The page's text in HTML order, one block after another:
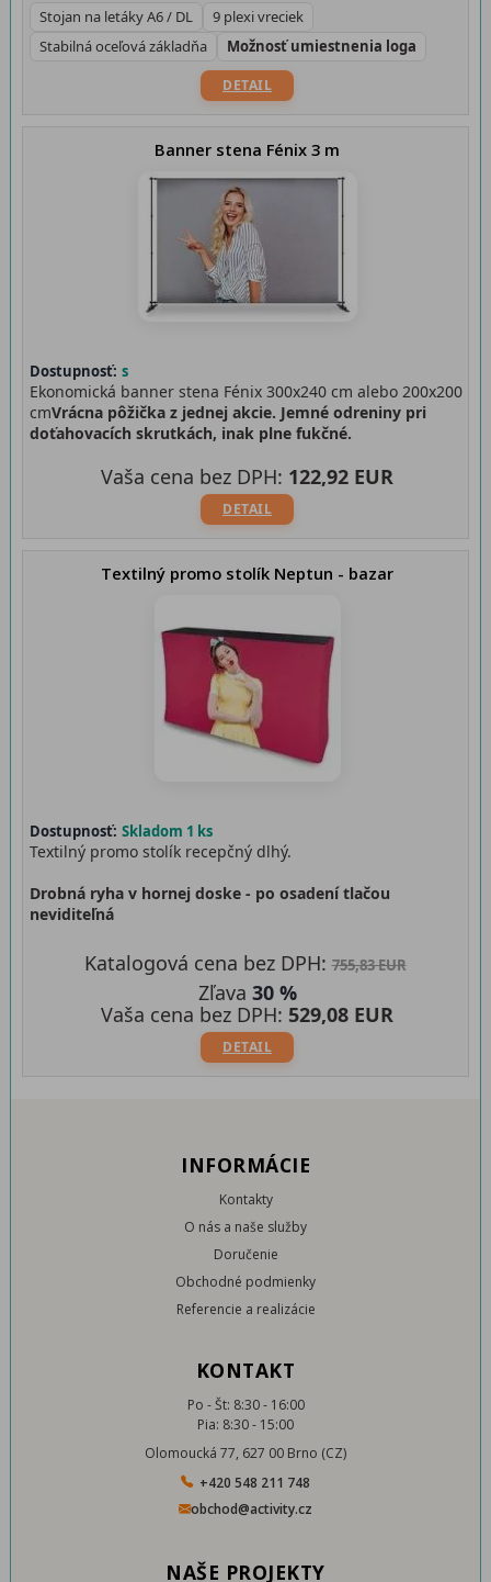
Stojan na letáky A6 / DL
9 plexi vreciek
Stabilná oceľová základňa
Možnosť umiestnenia loga
DETAIL
Banner stena Fénix 3 m
Dostupnosť: s
Ekonomická banner stena Fénix 300x240 cm alebo 200x200
cmVrácna pôžička z jednej akcie. Jemné odreniny pri
doťahovacích skrutkách, inak plne fukčné.
DETAIL
Vaša cena bez DPH: 122,92 EUR
Textilný promo stolík Neptun - bazar
Dostupnosť: Skladom 1 ks
Textilný promo stolík recepčný dlhý.
Drobná ryha v hornej doske - po osadení tlačou
neviditeľná
DETAIL
Katalogová cena bez DPH:755,83 EUR
Zľava 30 %
Vaša cena bez DPH: 529,08 EUR
INFORMÁCIE
Kontakty
O nás a naše služby
Doručenie
Obchodné podmienky
Referencie a realizácie
KONTAKT
Po - Št: 8:30 - 16:00
Pia: 8:30 - 15:00
Olomoucká 77, 627 00 Brno (CZ)
+420 548 211 748
obchod@activity.cz
NAŠE PROJEKTY